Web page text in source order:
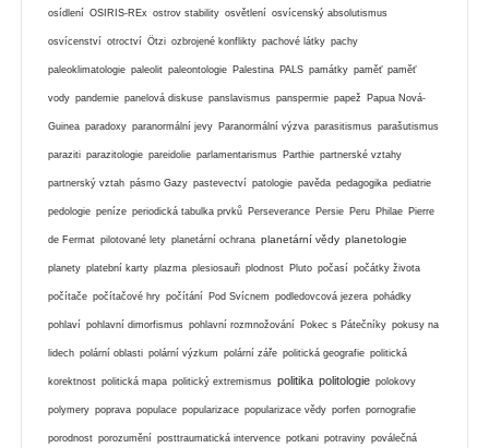
osídlení OSIRIS-REx ostrov stability osvětlení osvícenský absolutismus
osvícenství otroctví Ötzi ozbrojené konflikty pachové látky pachy
paleoklimatologie paleolit paleontologie Palestina PALS památky paměť paměť
vody pandemie panelová diskuse panslavismus panspermie papež Papua Nová-
Guinea paradoxy paranormální jevy Paranormální výzva parasitismus parašutismus
paraziti parazitologie pareidolie parlamentarismus Parthie partnerské vztahy
partnerský vztah pásmo Gazy pastevectví patologie pavěda pedagogika pediatrie
pedologie peníze periodická tabulka prvků Perseverance Persie Peru Philae Pierre
de Fermat pilotované lety planetární ochrana planetární vědy planetologie
planety platební karty plazma plesiosauři plodnost Pluto počasí počátky života
počítače počítačové hry počítání Pod Svícnem podledovcová jezera pohádky
pohlaví pohlavní dimorfismus pohlavní rozmnožování Pokec s Pátečníky pokusy na
lidech polární oblasti polární výzkum polární záře politická geografie politická
korektnost politická mapa politický extremismus politika politologie polokovy
polymery poprava populace popularizace popularizace vědy porfen pornografie
porodnost porozumění posttraumatická intervence potkani potraviny poválečná